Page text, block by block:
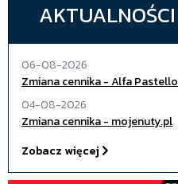
AKTUALNOŚCI
06-08-2026
Zmiana cennika - Alfa Pastello
04-08-2026
Zmiana cennika - mojenuty.pl
Zobacz więcej